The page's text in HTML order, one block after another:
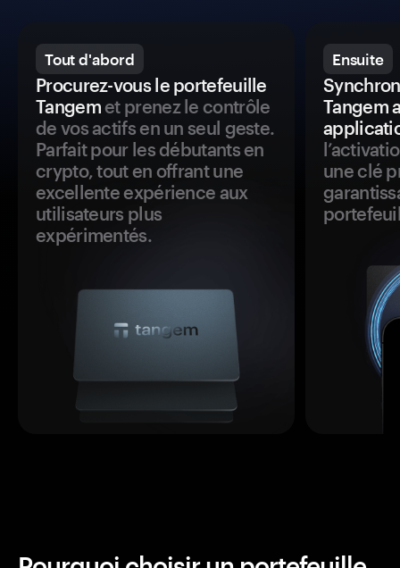
Tout d'abord
Procurez-vous le portefeuille
Tangemet prenez le contrôle
de vos actifs en un seul geste.
Parfait pour les débutants en
crypto, tout en offrant une
excellente expérience aux
utilisateurs plus
expérimentés.
Ensuite
Tangem
une clé